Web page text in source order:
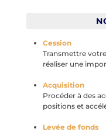
Cession
Transmettre
réaliser une
Acquisition
Procéder à des
positions et
Levée de fonds